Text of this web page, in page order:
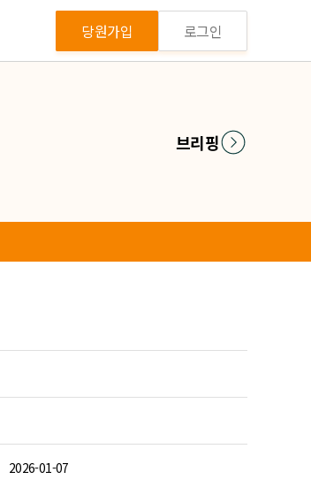
당원가입 로그인
브리핑
2026-01-07